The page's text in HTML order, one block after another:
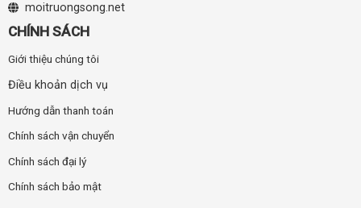
moitruongsong.net
CHÍNH SÁCH
Giới thiệu chúng tôi
Điều khoản dịch vụ
Hướng dẫn thanh toán
Chính sách vận chuyển
Chính sách đại lý
Chính sách bảo mật